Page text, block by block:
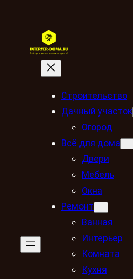
Строительство
Дачный участок
Огород
Всё для дома
Двери
Мебель
Окна
Ремонт
Ванная
Интерьер
Комната
Кухня